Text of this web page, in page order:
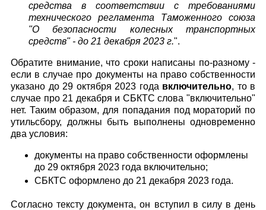
средства в соответствии с требованиями
технического регламента Таможенного союза
"О безопасности колесных транспортных
средств" - до 21 декабря 2023 г.".
Обратите внимание, что сроки написаны по-разному -
если в случае про документы на право собственности
указано до 29 октября 2023 года включительно, то в
случае про 21 декабря и СБКТС слова "включительно"
нет. Таким образом, для попадания под мораторий по
утильсбору, должны быть выполнены одновременно
два условия:
документы на право собственности оформлены
до 29 октября 2023 года включительно;
СБКТС оформлено до 21 декабря 2023 года.
Согласно тексту документа, он вступил в силу в день